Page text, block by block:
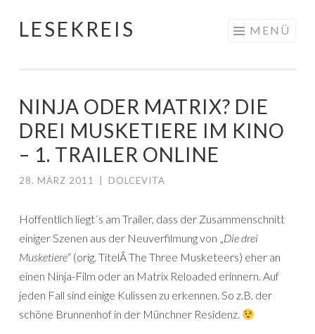
Springe
LESEKREIS MENÜ
NINJA ODER MATRIX? DIE
DREI MUSKETIERE IM KINO
– 1. TRAILER ONLINE
28. MÄRZ 2011 DOLCEVITA
Hoffentlich liegt´s am Trailer, dass der Zusammenschnitt
einiger Szenen aus der Neuverfilmung von „Die drei
Musketiere“ (orig. TitelÂ The Three Musketeers) eher an
einen Ninja-Film oder an Matrix Reloaded erinnern. Auf
jeden Fall sind einige Kulissen zu erkennen. So z.B. der
schöne Brunnenhof in der Münchner Residenz.